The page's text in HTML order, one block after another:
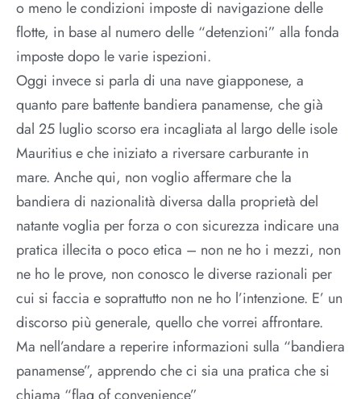
o meno le condizioni imposte di navigazione delle
flotte, in base al numero delle “detenzioni” alla fonda
imposte dopo le varie ispezioni.
Oggi invece si parla di una nave giapponese, a
quanto pare battente bandiera panamense, che già
dal 25 luglio scorso era incagliata al largo delle isole
Mauritius e che iniziato a riversare carburante in
mare. Anche qui, non voglio affermare che la
bandiera di nazionalità diversa dalla proprietà del
natante voglia per forza o con sicurezza indicare una
pratica illecita o poco etica – non ne ho i mezzi, non
ne ho le prove, non conosco le diverse razionali per
cui si faccia e soprattutto non ne ho l’intenzione. E’ un
discorso più generale, quello che vorrei affrontare.
Ma nell’andare a reperire informazioni sulla “bandiera
panamense”, apprendo che ci sia una pratica che si